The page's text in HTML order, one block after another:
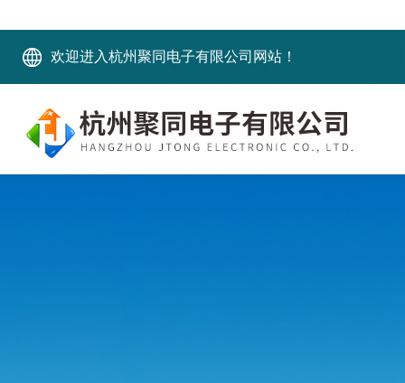
欢迎进入杭州聚同电子有限公司网站！